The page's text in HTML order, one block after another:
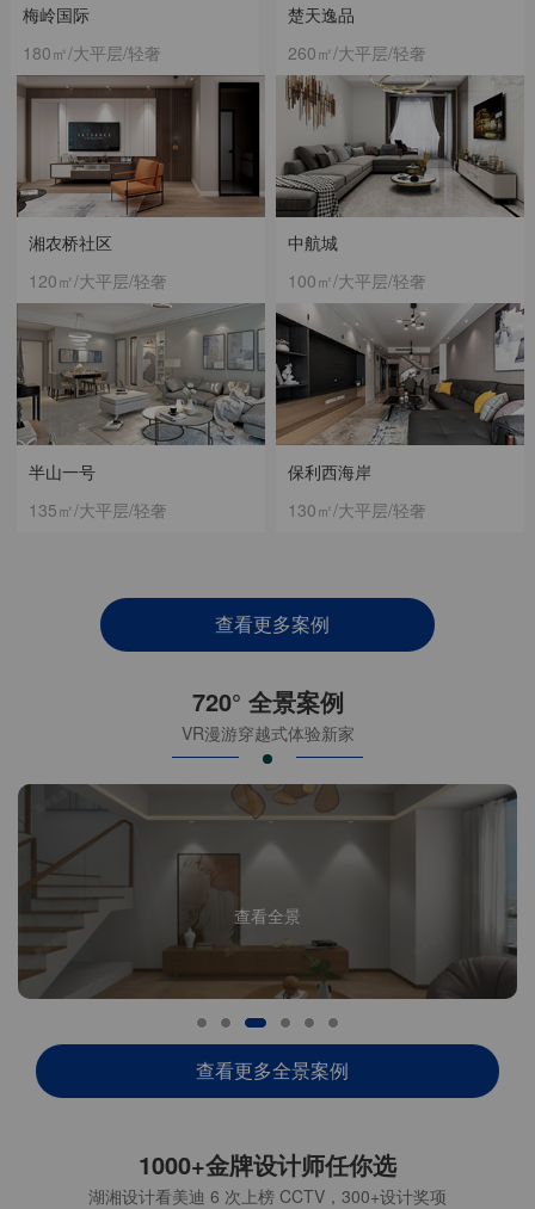
梅岭国际
180㎡/大平层/轻奢
楚天逸品
260㎡/大平层/轻奢
中航城
100㎡/大平层/轻奢
湘农桥社区
120㎡/大平层/轻奢
保利西海岸
130㎡/大平层/轻奢
半山一号
135㎡/大平层/轻奢
查看更多案例
720° 全景案例
VR漫游穿越式体验新家
查看全景
查看更多全景案例
1000+金牌设计师任你选
湖湘设计看美迪 6 次上榜 CCTV，300+设计奖项